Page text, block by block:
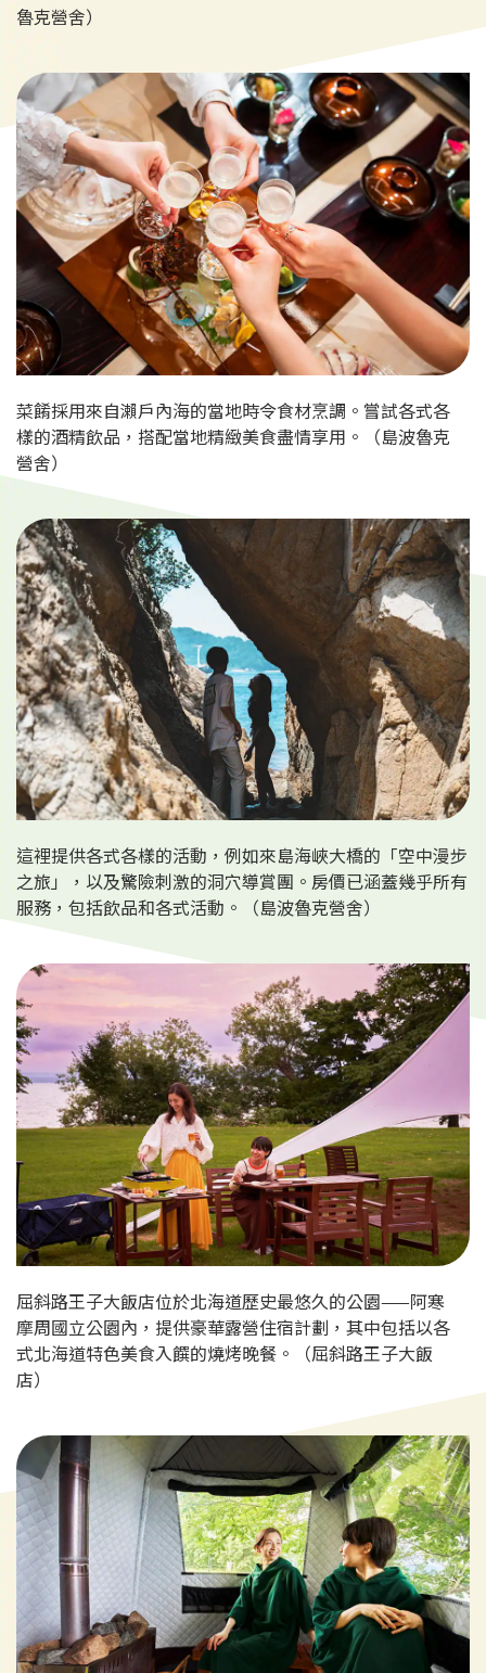
魯克營舍）
菜餚採用來自瀨戶內海的當地時令食材烹調。嘗試各式各
樣的酒精飲品，搭配當地精緻美食盡情享用。（島波魯克
營舍）
這裡提供各式各樣的活動，例如來島海峽大橋的「空中漫步
之旅」，以及驚險刺激的洞穴導賞團。房價已涵蓋幾乎所有
服務，包括飲品和各式活動。（島波魯克營舍）
屈斜路王子大飯店位於北海道歷史最悠久的公園——阿寒
摩周國立公園內，提供豪華露營住宿計劃，其中包括以各
式北海道特色美食入饌的燒烤晚餐。（屈斜路王子大飯
店）